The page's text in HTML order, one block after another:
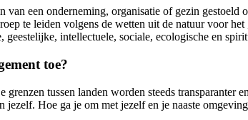
van een onderneming, organisatie of gezin
te leiden volgens de wetten uit de natuur voor
intellectuele, sociale, ecologische en
toe?
grenzen tussen landen worden steeds
jezelf. Hoe ga je om met jezelf en je naaste